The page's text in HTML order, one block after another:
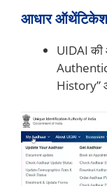
आधार
UIDAI की
History”